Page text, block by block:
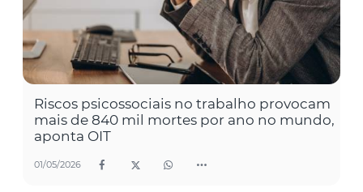
Riscos psicossociais no trabalho provocam
mais de 840 mil mortes por ano no mundo,
aponta OIT
01/05/2026